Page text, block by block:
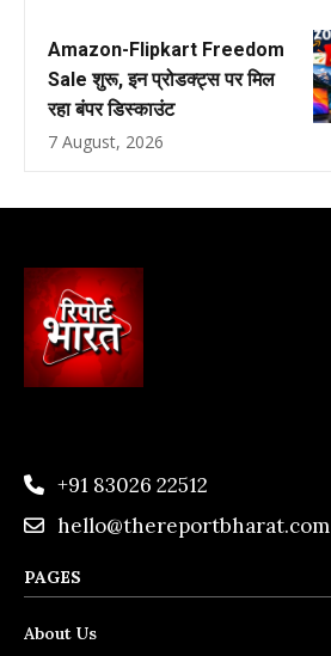
Amazon-Flipkart Freedom
Sale शुरू, इन प्रोडक्ट्स पर मिल
रहा बंपर डिस्काउंट
7 August, 2026
+91 83026 22512
hello@thereportbharat.com
PAGES
About Us